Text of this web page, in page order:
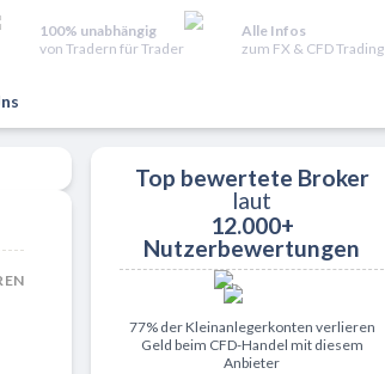
100% unabhängig
von Tradern für Trader
Alle Infos
zum FX & CFD Trading
Top bewertete Broker
laut
12.000+
Nutzerbewertungen
Zu XTB
77% der Kleinanlegerkonten verlieren
Geld beim CFD-Handel mit diesem
Anbieter